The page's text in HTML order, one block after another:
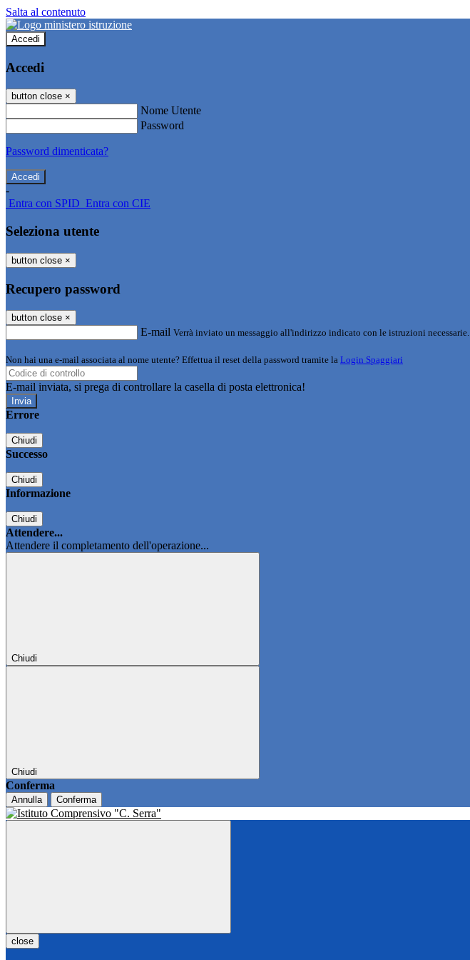
Salta al contenuto
Accedi
Accedi
button close ×
Nome Utente
Password
Password dimenticata?
-
Entra con SPID Entra con CIE
Seleziona utente
button close ×
Recupero password
button close ×
E-mail Verrà inviato un messaggio all'indirizzo indicato con le istruzioni necessarie.
Non hai una e-mail associata al nome utente? Effettua il reset della password tramite la Login Spaggiari
E-mail inviata, si prega di controllare la casella di posta elettronica!
Errore
Chiudi
Successo
Chiudi
Informazione
Chiudi
Attendere...
Attendere il completamento dell'operazione...
Chiudi
Chiudi
Conferma
Annulla Conferma
close